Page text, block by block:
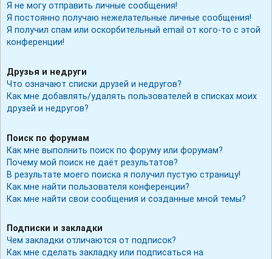
Я не могу отправить личные сообщения!
Я постоянно получаю нежелательные личные сообщения!
Я получил спам или оскорбительный email от кого-то с этой
конференции!
Друзья и недруги
Что означают списки друзей и недругов?
Как мне добавлять/удалять пользователей в списках моих
друзей и недругов?
Поиск по форумам
Как мне выполнить поиск по форуму или форумам?
Почему мой поиск не даёт результатов?
В результате моего поиска я получил пустую страницу!
Как мне найти пользователя конференции?
Как мне найти свои сообщения и созданные мной темы?
Подписки и закладки
Чем закладки отличаются от подписок?
Как мне сделать закладку или подписаться на